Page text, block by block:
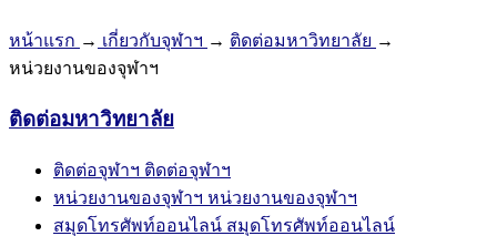
หน้าแรก → เกี่ยวกับจุฬาฯ → ติดต่อมหาวิทยาลัย →
หน่วยงานของจุฬาฯ
ติดต่อมหาวิทยาลัย
ติดต่อจุฬาฯ ติดต่อจุฬาฯ
หน่วยงานของจุฬาฯ หน่วยงานของจุฬาฯ
สมุดโทรศัพท์ออนไลน์ สมุดโทรศัพท์ออนไลน์